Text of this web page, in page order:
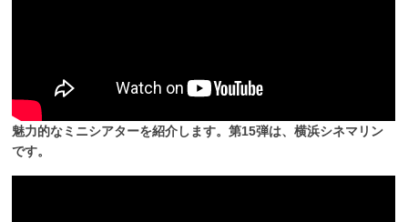
魅力的なミニシアターを紹介します。第15弾は、横浜シネマリン
です。